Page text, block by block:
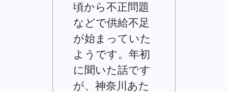
頃から不正問題
などで供給不足
が始まっていた
ようです。年初
に聞いた話です
が、神奈川あた